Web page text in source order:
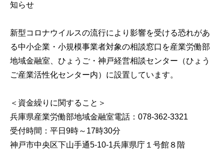
知らせ
新型コロナウイルスの流行により影響を受ける恐れがあ
る中小企業・小規模事業者対象の相談窓口を産業労働部
地域金融室、ひょうご・神戸経営相談センター（ひょう
ご産業活性化センター内）に設置しています。
＜資金繰りに関すること＞
兵庫県産業労働部地域金融室電話：078‐362-3321
受付時間：平日9時～17時30分
神戸市中央区下山手通5-10-1兵庫県庁１号館８階